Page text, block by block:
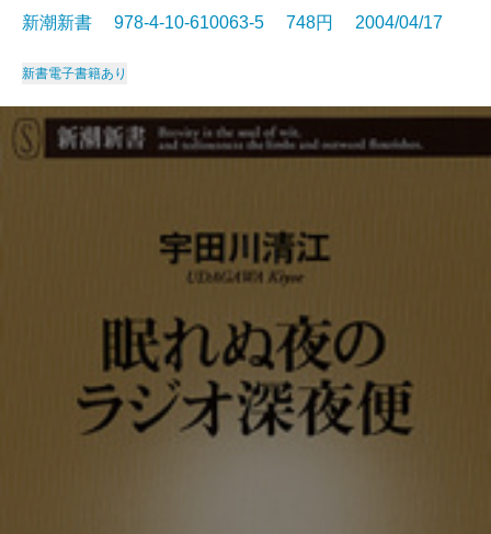
新潮新書 978-4-10-610063-5 748円 2004/04/17
新書電子書籍あり